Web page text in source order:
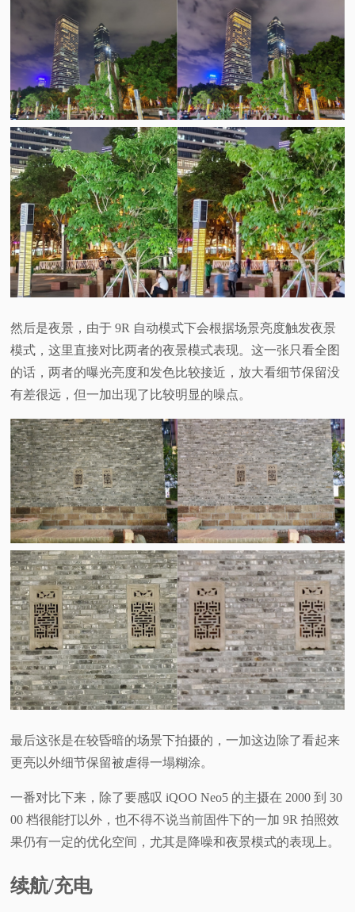
然后是夜景，由于 9R 自动模式下会根据场景亮度触发夜景
模式，这里直接对比两者的夜景模式表现。这一张只看全图
的话，两者的曝光亮度和发色比较接近，放大看细节保留没
有差很远，但一加出现了比较明显的噪点。
最后这张是在较昏暗的场景下拍摄的，一加这边除了看起来
更亮以外细节保留被虐得一塌糊涂。
一番对比下来，除了要感叹 iQOO Neo5 的主摄在 2000 到 30
00 档很能打以外，也不得不说当前固件下的一加 9R 拍照效
果仍有一定的优化空间，尤其是降噪和夜景模式的表现上。
续航/充电